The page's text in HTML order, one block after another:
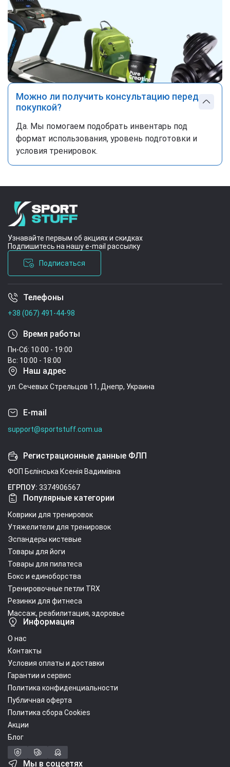
Можно ли получить консультацию перед
покупкой?
Да. Мы помогаем подобрать инвентарь под
формат использования, уровень подготовки и
условия тренировок.
Узнавайте первым об акциях и скидках
Подпишитесь на нашу e-mail рассылку
Подписаться
Условия соглашения
Телефоны
+38 (067) 491-44-98
Время работы
Пн-Сб: 10:00 - 19:00
Вс: 10:00 - 18:00
Наш адрес
ул. Сечевых Стрельцов 11, Днепр, Украина
E-mail
support@sportstuff.com.ua
Регистрационные данные ФЛП
ФОП Бєлінська Ксенія Вадимівна
ЕГРПОУ: 3374906567
Популярные категории
Коврики для тренировок
Утяжелители для тренировок
Эспандеры кистевые
Товары для йоги
Товары для пилатеса
Бокс и единоборства
Тренировочные петли TRX
Резинки для фитнеса
Массаж, реабилитация, здоровье
Информация
О нас
Контакты
Условия оплаты и доставки
Гарантии и сервис
Политика конфиденциальности
Публичная оферта
Политика сбора Cookies
Акции
Блог
Мы в соцсетях